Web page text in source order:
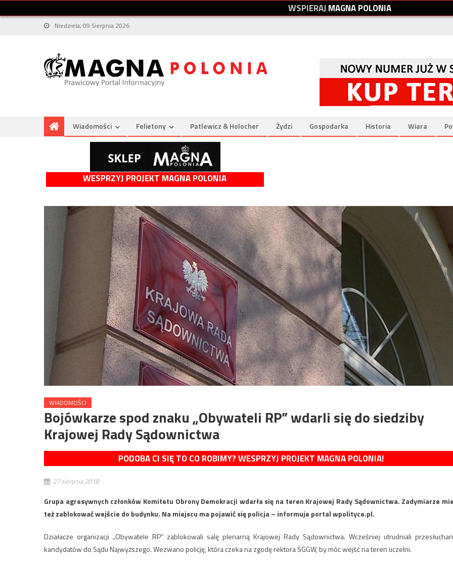
WSPIERAJMAGNAPOLONIA
Niedziela, 09 Sierpnia 2026
Wiadomości Felietony Patlewicz & Holocher Żydzi Gospodarka Historia Wiara
WESPRZYJ PROJEKT MAGNA POLONIA
WIADOMOŚCI
Bojówkarze spod znaku „Obywateli RP” wdarli się do siedziby
Krajowej Rady Sądownictwa
PODOBA CI SIĘ TO CO ROBIMY? WESPRZYJ PROJEKT MAGNA POLONIA!
27 sierpnia 2018
Grupa agresywnych członków Komitetu Obrony Demokracji wdarła się na teren Krajowej Rady Sądownictwa. Zadymiarze
też zablokować wejście do budynku. Na miejscu ma pojawić się policja – informuje portal wpolityce.pl.
Działacze organizacji „Obywatele RP” zablokowali salę plenarną Krajowej Rady Sądownictwa. Wcześniej utrudniali
kandydatów do Sądu Najwyższego. Wezwano policję, która czeka na zgodę rektora SGGW, by móc wejść na teren uczelni.